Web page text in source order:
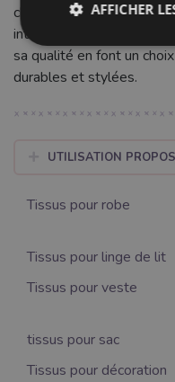
chemises ou pantalons.
intérieur en rideaux,
sa qualité en font un
durables et stylées.
UTILISATION
Tissus pour robe
Tissus pour linge de lit
Tissus pour veste
tissus pour sac
Tissus pour décoration
AFFICHER